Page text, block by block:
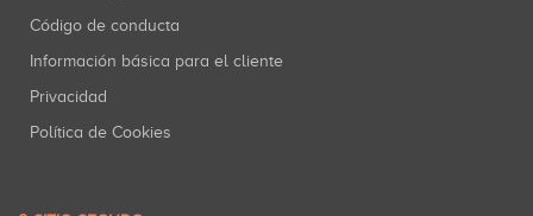
Código de conducta
Información básica para el cliente
Privacidad
Política de Cookies